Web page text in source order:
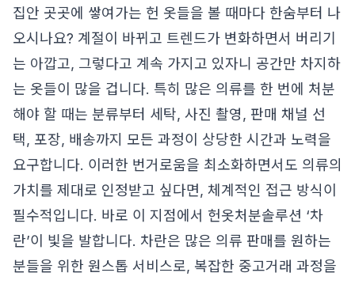
집안 곳곳에 쌓여가는 헌 옷들을 볼 때마다 한숨부터 나
오시나요? 계절이 바뀌고 트렌드가 변화하면서 버리기
는 아깝고, 그렇다고 계속 가지고 있자니 공간만 차지하
는 옷들이 많을 겁니다. 특히 많은 의류를 한 번에 처분
해야 할 때는 분류부터 세탁, 사진 촬영, 판매 채널 선
택, 포장, 배송까지 모든 과정이 상당한 시간과 노력을
요구합니다. 이러한 번거로움을 최소화하면서도 의류의
가치를 제대로 인정받고 싶다면, 체계적인 접근 방식이
필수적입니다. 바로 이 지점에서 헌옷처분솔루션 ‘차
란’이 빛을 발합니다. 차란은 많은 의류 판매를 원하는
분들을 위한 원스톱 서비스로, 복잡한 중고거래 과정을